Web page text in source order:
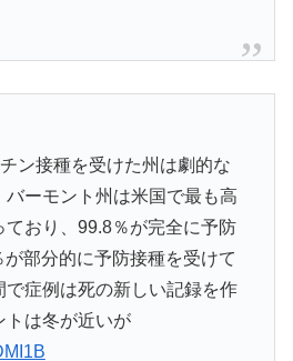
ン接種を受けた州は劇的な
バーモント州は米国で最も高
ており、99.8％が完全に予防
部分的に予防接種を受けて
で症例は死の新しい記録を作
トは冬が近いが